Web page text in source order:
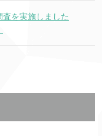
を実施しました